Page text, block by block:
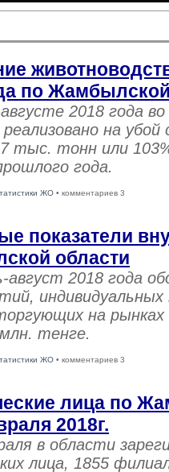
по
2018 года
реализовано на
тыс. тонн или
года.
ЖО • комментариев 3
показатели
области
август 2018 года
на рынках
тенге.
ЖО • комментариев 3
лица по
2018г.
в области
лица, 1855